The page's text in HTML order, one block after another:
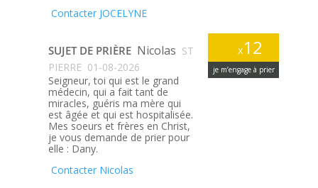
Contacter JOCELYNE
x12
je m’engage à prier
SUJET DE PRIÈRE Nicolas ST
PIERRE 01-08-2026
Seigneur, toi qui est le grand
médecin, qui a fait tant de
miracles, guéris ma mère qui
est âgée et qui est hospitalisée.
Mes soeurs et frères en Christ,
je vous demande de prier pour
elle : Dany.
Contacter Nicolas